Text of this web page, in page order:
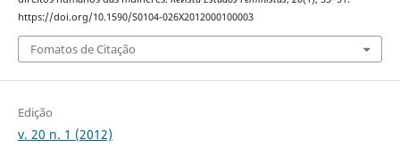
https://doi.org/10.1590/S0104-026X2012000100003
Fomatos de Citação
Edição
v. 20 n. 1 (2012)